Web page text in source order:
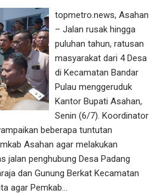
topmetro.news, Asahan
– Jalan rusak hingga
puluhan tahun, ratusan
masyarakat dari 4 Desa
di Kecamatan Bandar
Pulau menggeruduk
Kantor Bupati Asahan,
Senin (6/7). Koordinator
beberapa tuntutan
Asahan agar melakukan
jalan penghubung Desa Padang
dan Gunung Berkat Kecamatan
agar Pemkab…